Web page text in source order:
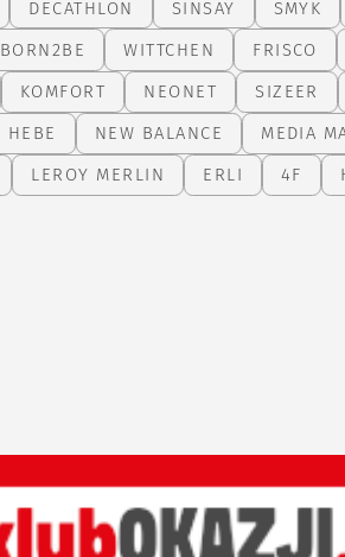
DECATHLON SINSAY
SMYK
BORN2BE WITTCHEN
FRISCO
KOMFORT NEONET
SIZEER
HEBE NEW BALANCE
MEDIA
LEROY MERLIN ERLI 4F